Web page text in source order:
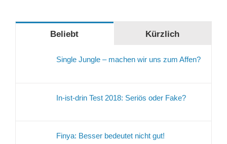
Beliebt Kürzlich
Single Jungle – machen wir uns zum Affen?
In-ist-drin Test 2018: Seriös oder Fake?
Finya: Besser bedeutet nicht gut!